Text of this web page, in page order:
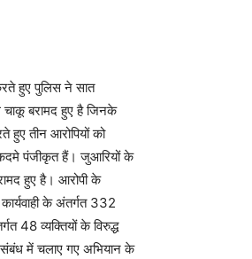
हुए पुलिस ने सात
बरामद हुए है जिनके
हुए तीन आरोपियों को
पंजीकृत हैं। जुआरियों के
हुए है। आरोपी के
के अंतर्गत 332
48 व्यक्तियों के विरुद्ध
संबंध में चलाए गए अभियान के